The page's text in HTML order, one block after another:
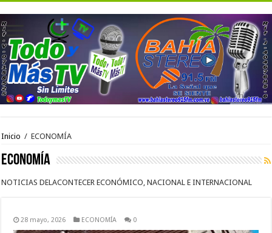
Inicio / ECONOMÍA
ECONOMÍA
NOTICIAS DELACONTECER ECONÓMICO, NACIONAL E INTERNACIONAL
28 mayo, 2026 ECONOMÍA 0